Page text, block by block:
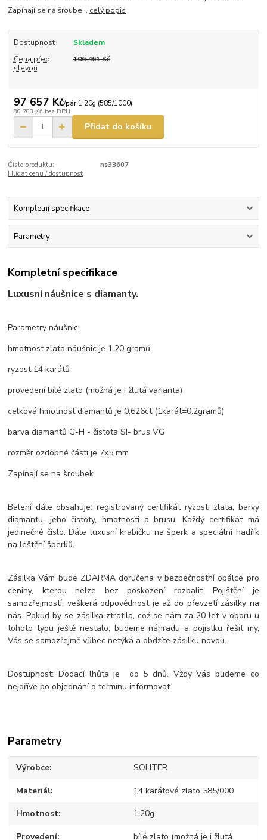
Zapínají se na šroube... celý popis
Dostupnost
Skladem
Cena před
slevou
106 461 Kč
97 657 Kč/pár 1,20g (585/1000)
80 708 Kč bez DPH
Přidat do košíku
Číslo produktu:
ns33607
Hlídat cenu / dostupnost
Kompletní specifikace
Parametry
Kompletní specifikace
Luxusní náušnice s diamanty.
Parametry náušnic:
hmotnost zlata náušnic je 1.20 gramů
ryzost 14 karátů
provedení bílé zlato (možná je i žlutá varianta)
celková hmotnost diamantů je 0,626ct (1karát=0.2gramů)
barva diamantů G-H - čistota SI- brus VG
rozměr ozdobné části je 7x5 mm
Zapínají se na šroubek.
Balení dále obsahuje: registrovaný certifikát ryzosti zlata, barvy
diamantu, jeho čistoty, hmotnosti a brusu. Každý certifikát má
jedinečné číslo. Dále luxusní krabičku na šperk a speciální hadřík
na leštění šperků.
Zásilka Vám bude ZDARMA doručena v bezpečnostní obálce pro
ceniny, kterou nelze bez poškození rozbalit. Pojištění je
samozřejmostí, veškerá odpovědnost je až do převzetí zásilky na
nás. Pokud by se zásilka ztratila, což se nám za 20 let v oboru u
tohoto typu ještě nestalo, budeme náhradu a pojistku řešit my,
Vás se samozřejmě vůbec netýká a obdžíte zásilku novou.
Dostupnost: Dodací lhůta je do 5 dnů. Vždy Vás budeme co
nejdříve po objednání o termínu informovat.
Parametry
Výrobce SOLITER
Materiál 14 karátové zlato 585/000
Hmotnost 1,20g
Provedení bílé zlato (možná je i žlutá